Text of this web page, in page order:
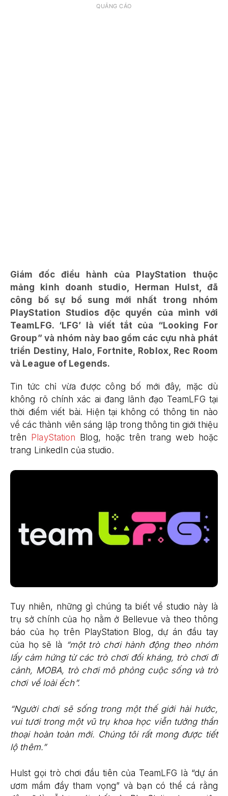
QUẢNG CÁO
Giám đốc điều hành của PlayStation thuộc
mảng kinh doanh studio, Herman Hulst, đã
công bố sự bổ sung mới nhất trong nhóm
PlayStation Studios độc quyền của mình với
TeamLFG. ‘LFG’ là viết tắt của “Looking For
Group” và nhóm này bao gồm các cựu nhà phát
triển Destiny, Halo, Fortnite, Roblox, Rec Room
và League of Legends.
Tin tức chỉ vừa được công bố mới đây, mặc dù
không rõ chính xác ai đang lãnh đạo TeamLFG tại
thời điểm viết bài. Hiện tại không có thông tin nào
về các thành viên sáng lập trong thông tin giới thiệu
trên
PlayStation Blog, hoặc trên trang web hoặc
trang LinkedIn của studio.
Tuy nhiên, những gì chúng ta biết về studio này là
trụ sở chính của họ nằm ở Bellevue và theo thông
báo của họ trên PlayStation Blog, dự án đầu tay
của họ sẽ là “một trò chơi hành động theo nhóm
lấy cảm hứng từ các trò chơi đối kháng, trò chơi đi
cảnh, MOBA, trò chơi mô phỏng cuộc sống và trò
chơi về loài ếch”.
“Người chơi sẽ sống trong một thế giới hài hước,
vui tươi trong một vũ trụ khoa học viễn tưởng thần
thoại hoàn toàn mới. Chúng tôi rất mong được tiết
lộ thêm.”
Hulst gọi trò chơi đầu tiên của TeamLFG là “dự án
ươm mầm đầy tham vọng” và bạn có thể cá rằng